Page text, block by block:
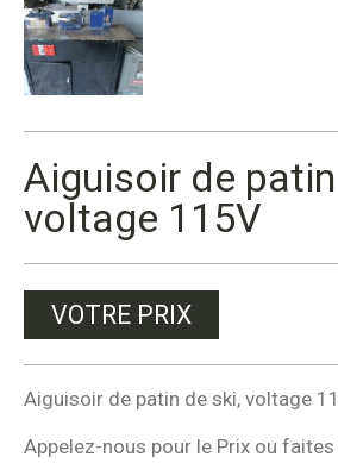
Aiguisoir de
voltage 115V
VOTRE PRIX
Aiguisoir de patin de ski, voltage
Appelez-nous pour le Prix ou